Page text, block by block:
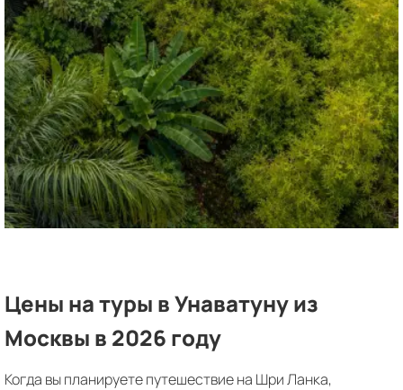
Цены на туры в Унаватуну из
Москвы в 2026 году
Когда вы планируете путешествие на Шри Ланка,